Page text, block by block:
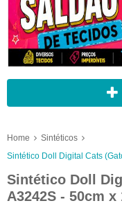
Home
Sintéticos
Sintético Doll Digital Cats
Sintético Doll
A3242S - 50cm x